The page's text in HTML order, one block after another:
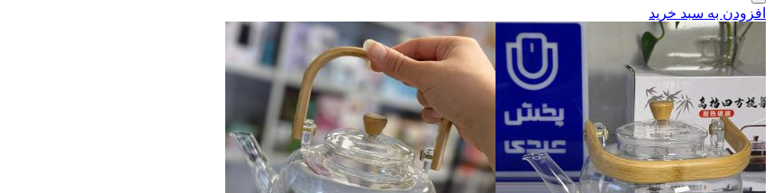
افزودن به سبد خرید